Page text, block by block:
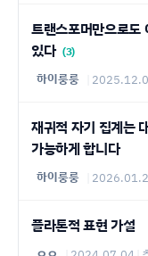
트랜스포머만으로
있다 (3)
하이룽룽
재귀적 자기 집계는
가능하게 합니다
하이룽룽
플라톤적 표현 가설